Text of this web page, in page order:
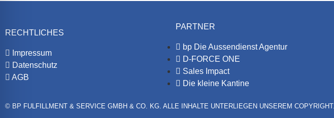
RECHTLICHES
Impressum
Datenschutz
AGB
PARTNER
bp Die Aussendienst Agentur
D-FORCE ONE
Sales Impact
Die kleine Kantine
© BP FULFILLMENT & SERVICE GMBH & CO. KG. ALLE INHALTE UNTERLIEGEN UNSEREM COPYRIGHT.